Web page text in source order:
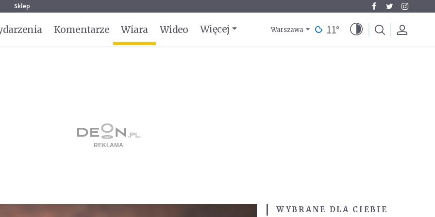
Sklep
Komentarze Wiara Wideo Więcej Warszawa 11°
WYBRANE DLA CIEBIE